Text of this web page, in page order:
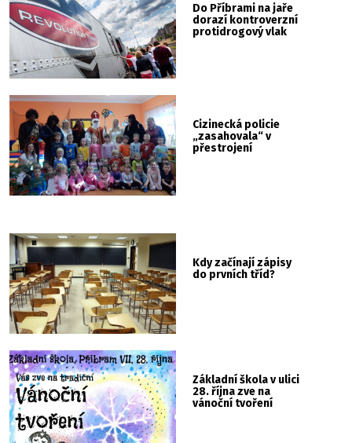
Do Příbrami na jaře
dorazí kontroverzní
protidrogový vlak
Cizinecká policie
„zasahovala“ v
přestrojení
Kdy začínají zápisy
do prvních tříd?
Základní škola v ulici
28. října zve na
vánoční tvoření